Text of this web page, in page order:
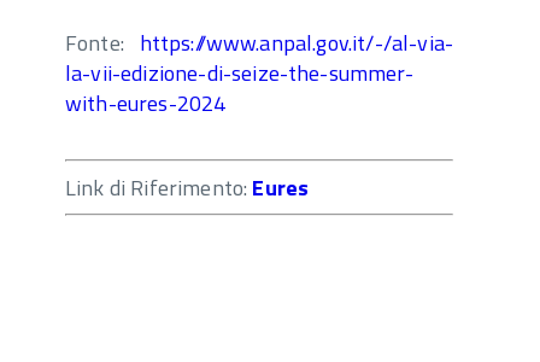
Fonte: https://www.anpal.gov.it/-/al-via-
la-vii-edizione-di-seize-the-summer-
with-eures-2024
Link di Riferimento: Eures